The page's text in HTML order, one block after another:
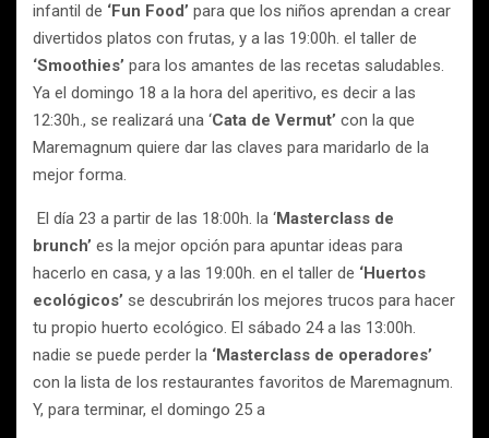
infantil de ‘Fun Food’ para que los niños aprendan a crear
divertidos platos con frutas, y a las 19:00h. el taller de
‘Smoothies’ para los amantes de las recetas saludables.
Ya el domingo 18 a la hora del aperitivo, es decir a las
12:30h., se realizará una ‘Cata de Vermut’ con la que
Maremagnum quiere dar las claves para maridarlo de la
mejor forma.
El día 23 a partir de las 18:00h. la ‘Masterclass de
brunch’ es la mejor opción para apuntar ideas para
hacerlo en casa, y a las 19:00h. en el taller de ‘Huertos
ecológicos’ se descubrirán los mejores trucos para hacer
tu propio huerto ecológico. El sábado 24 a las 13:00h.
nadie se puede perder la ‘Masterclass de operadores’
con la lista de los restaurantes favoritos de Maremagnum.
Y, para terminar, el domingo 25 a